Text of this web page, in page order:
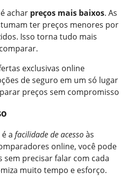
achar preços mais baixos. As
ter preços menores por
Isso torna tudo mais
exclusivas online
de seguro em um só lugar
preços sem compromisso
a facilidade de acessoàs
online, você pode
precisar falar com cada
muito tempo e esforço.